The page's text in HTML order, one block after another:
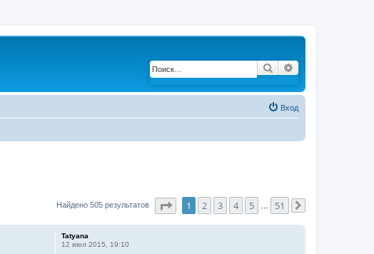
Поиск
Вход
Найдено 505 результатов Страница 1 из51
1 2 3 4 5 51
Tatyana
12 июл 2015, 19:10